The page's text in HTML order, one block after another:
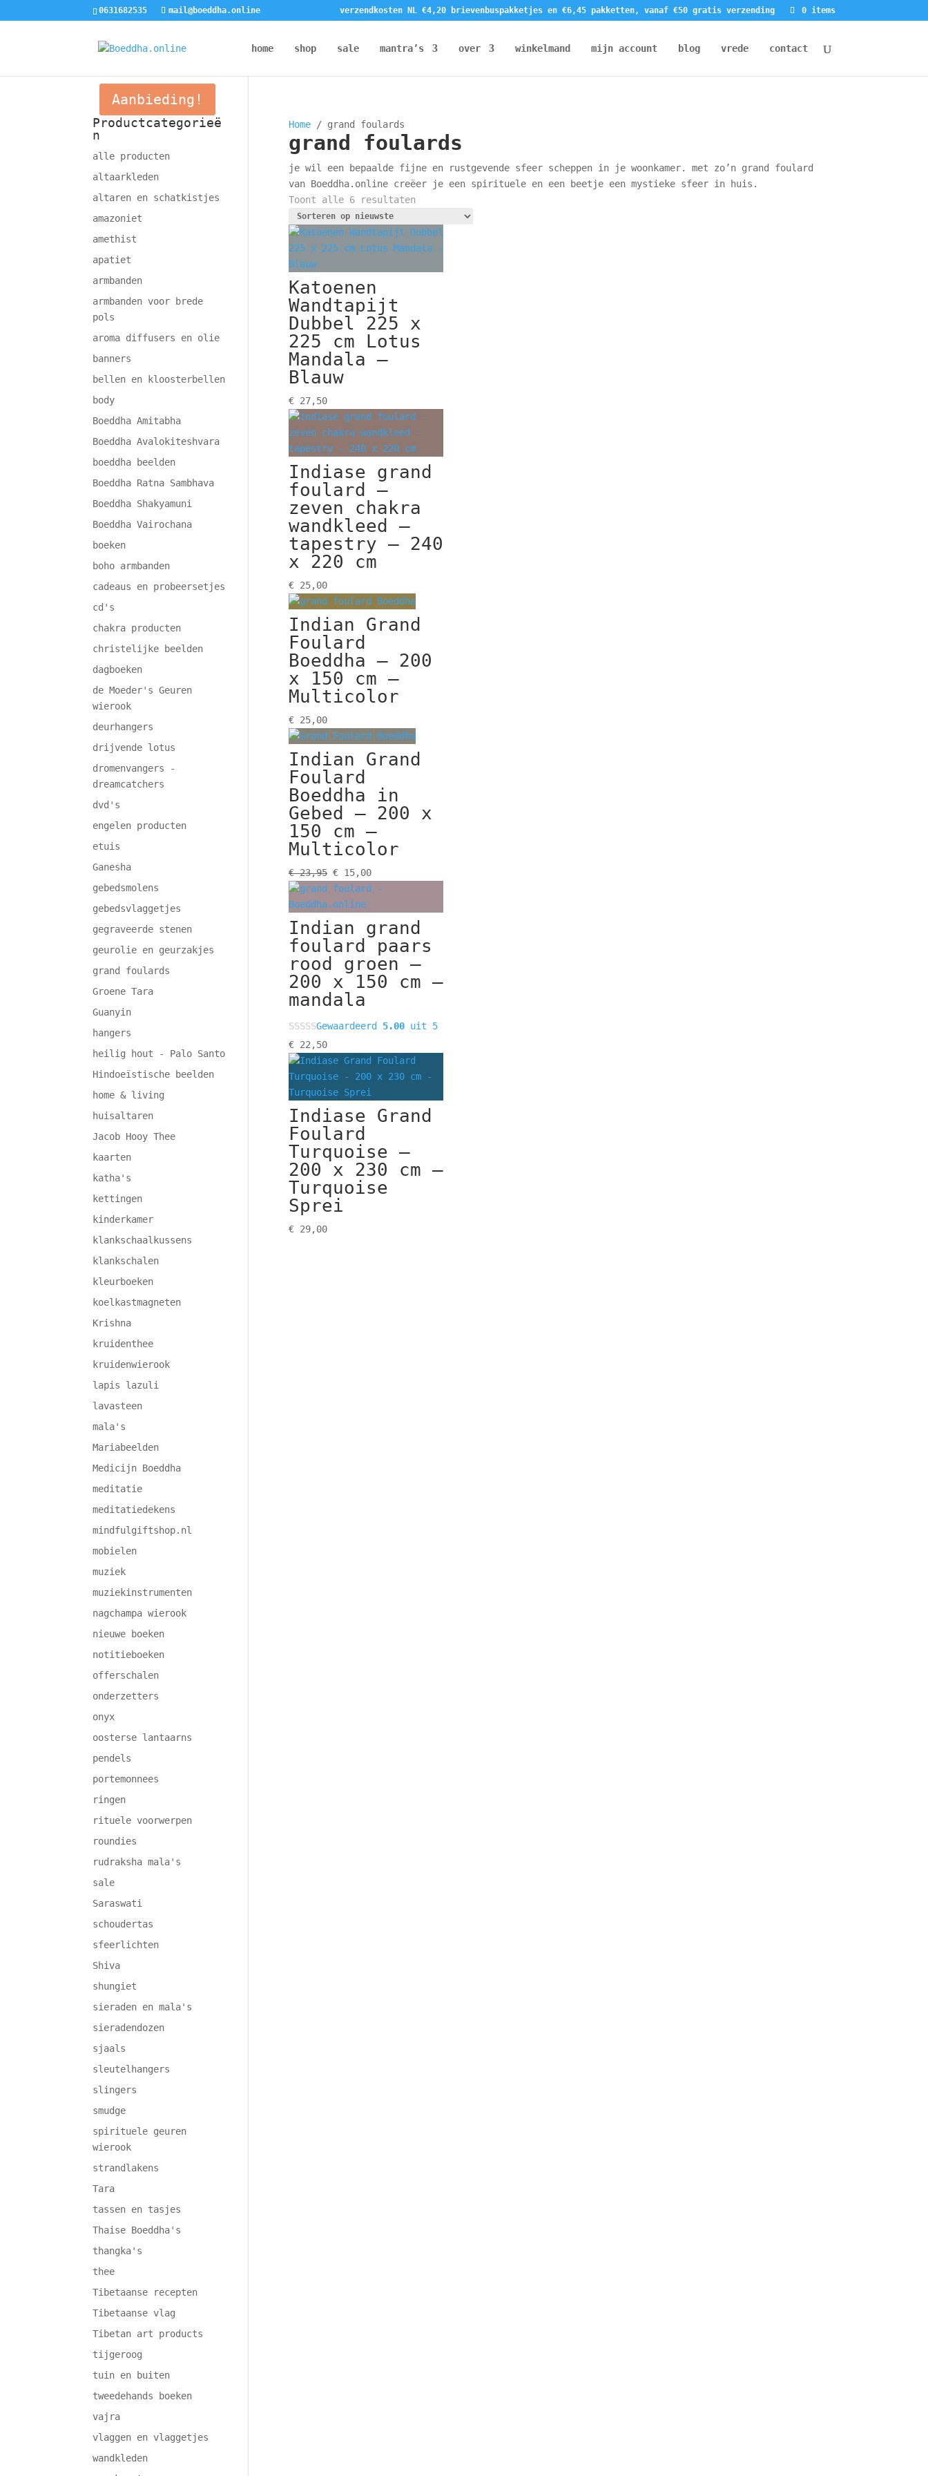
0631682535 mail@boeddha.online verzendkosten NL €4,20 brievenbuspakketjes en €6,45 pakketten, vanaf €50 gratis verzending 0 items
home shop sale mantra’s over winkelmand mijn account blog vrede contact
Home/ grand foulards
grand foulards
je wil een bepaalde fijne en rustgevende sfeer scheppen in je woonkamer. met zo’n grand foulard
van Boeddha.online creëer je een spirituele en een beetje een mystieke sfeer in huis.
Toont alle 6 resultatenGesorteerd
nieuwste
Katoenen
Wandtapijt
Dubbel 225 x
225 cm Lotus
Mandala –
Blauw
€27,50
Indiase grand
foulard –
zeven chakra
wandkleed –
tapestry – 240
x 220 cm
€25,00
Indian Grand
Foulard
Boeddha – 200
x 150 cm –
Multicolor
€25,00
Aanbieding!
Indian Grand
Foulard
Boeddha in
Gebed – 200 x
150 cm –
Multicolor
€23,95 Oorspronkelijke
prijs
was:
€15,00Huidige
prijs
Indian grand
foulard paars
rood groen –
200 x 150 cm –
mandala
Gewaardeerd 5.00uit 5
€22,50
Indiase Grand
Foulard
Turquoise –
200 x 230 cm –
Turquoise
Sprei
€29,00
Productcategorieë
n
alle producten
altaarkleden
altaren en schatkistjes
amazoniet
amethist
apatiet
armbanden
armbanden voor brede
pols
aroma diffusers en olie
banners
bellen en kloosterbellen
body
Boeddha Amitabha
Boeddha Avalokiteshvara
boeddha beelden
Boeddha Ratna Sambhava
Boeddha Shakyamuni
Boeddha Vairochana
boeken
boho armbanden
cadeaus en probeersetjes
cd's
chakra producten
christelijke beelden
dagboeken
de Moeder's Geuren
wierook
deurhangers
drijvende lotus
dromenvangers -
dreamcatchers
dvd's
engelen producten
etuis
Ganesha
gebedsmolens
gebedsvlaggetjes
gegraveerde stenen
geurolie en geurzakjes
grand foulards
Groene Tara
Guanyin
hangers
heilig hout - Palo Santo
Hindoeïstische beelden
home & living
huisaltaren
Jacob Hooy Thee
kaarten
katha's
kettingen
kinderkamer
klankschaalkussens
klankschalen
kleurboeken
koelkastmagneten
Krishna
kruidenthee
kruidenwierook
lapis lazuli
lavasteen
mala's
Mariabeelden
Medicijn Boeddha
meditatie
meditatiedekens
mindfulgiftshop.nl
mobielen
muziek
muziekinstrumenten
nagchampa wierook
nieuwe boeken
notitieboeken
offerschalen
onderzetters
onyx
oosterse lantaarns
pendels
portemonnees
ringen
rituele voorwerpen
roundies
rudraksha mala's
sale
Saraswati
schoudertas
sfeerlichten
Shiva
shungiet
sieraden en mala's
sieradendozen
sjaals
sleutelhangers
slingers
smudge
spirituele geuren
wierook
strandlakens
Tara
tassen en tasjes
Thaise Boeddha's
thangka's
thee
Tibetaanse recepten
Tibetaanse vlag
Tibetan art products
tijgeroog
tuin en buiten
tweedehands boeken
vajra
vlaggen en vlaggetjes
wandkleden